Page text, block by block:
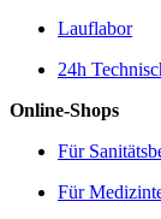
Lauflabor
24h
Online-Shops
Für
Für